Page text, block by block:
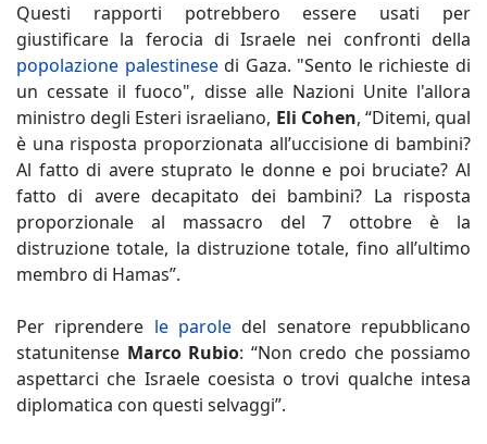
Questi rapporti potrebbero essere usati per
giustificare la ferocia di Israele nei confronti della
popolazione palestinesedi Gaza. "Sento le richieste di
un cessate il fuoco", disse alle Nazioni Unite l'allora
ministro degli Esteri israeliano, Eli Cohen, “Ditemi, qual
è una risposta proporzionata all’uccisione di bambini?
Al fatto di avere stuprato le donne e poi bruciate? Al
fatto di avere decapitato dei bambini? La risposta
proporzionale al massacro del 7 ottobre è la
distruzione totale, la distruzione totale, fino all’ultimo
membro di Hamas”.
Per riprendere le parole del senatore repubblicano
statunitense Marco Rubio: “Non credo che possiamo
aspettarci che Israele coesista o trovi qualche intesa
diplomatica con questi selvaggi”.